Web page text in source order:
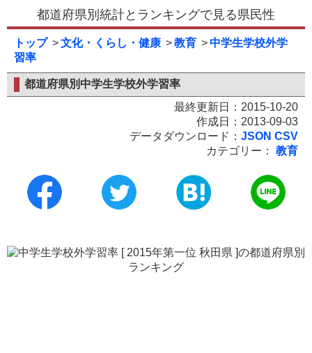
都道府県別統計とランキングで見る県民性
トップ 文化・くらし・健康 教育
中学生学校外学
習率
都道府県別中学生学校外学習率
最終更新日：2015-10-20
作成日：2013-09-03
データダウンロード： JSON CSV
カテゴリー：
教育